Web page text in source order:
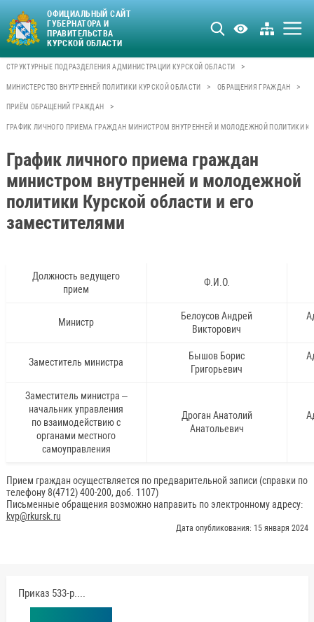
ОФИЦИАЛЬНЫЙ САЙТ
ГУБЕРНАТОРА И
ПРАВИТЕЛЬСТВА
КУРСКОЙ ОБЛАСТИ
СТРУКТУРНЫЕ ПОДРАЗДЕЛЕНИЯ АДМИНИСТРАЦИИ КУРСКОЙ ОБЛАСТИ >
МИНИСТЕРСТВО ВНУТРЕННЕЙ ПОЛИТИКИ КУРСКОЙ ОБЛАСТИ > ОБРАЩЕНИЯ ГРАЖДАН >
ПРИЁМ ОБРАЩЕНИЙ ГРАЖДАН >
ГРАФИК ЛИЧНОГО ПРИЕМА ГРАЖДАН МИНИСТРОМ ВНУТРЕННЕЙ И МОЛОДЕЖНОЙ ПОЛИТИКИ
График личного приема граждан
министром внутренней и молодежной
политики Курской области и его
заместителями
Должность ведущего
прием
Ф.И.О.
Министр
Белоусов Андрей
Викторович
Заместитель министра
Бышов Борис
Григорьевич
Заместитель министра –
начальник управления
по взаимодействию с
органами местного
самоуправления
Дроган Анатолий
Анатольевич
Прием граждан осуществляется по предварительной записи (справки по
телефону 8(4712) 400-200, доб. 1107)
Письменные обращения возможно направить по электронному адресу:
kvp@rkursk.ru
Дата опубликования: 15 января 2024
Приказ 533-р.pdf